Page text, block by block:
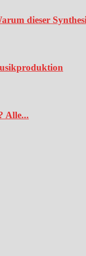
dieser
Alle...